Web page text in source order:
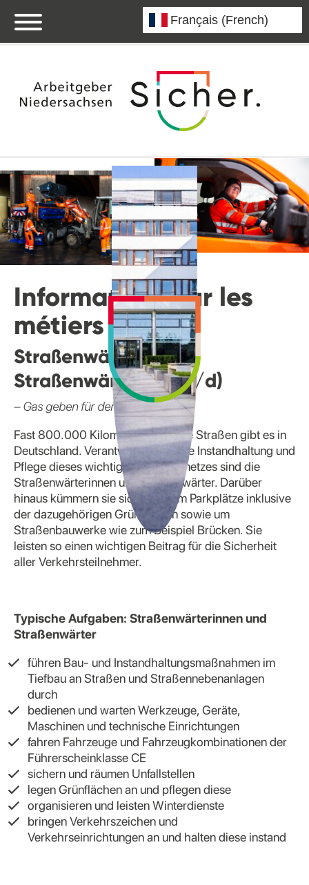
Informations sur les
métiers
Straßenwärterin/
Straßenwärter (m/w/d)
– Gas geben für den Verkehr
Fast 800.000 Kilometer befestigte Straßen gibt es in
Deutschland. Verantwortlich für die Instandhaltung und
Pflege dieses wichtigen Verkehrsnetzes sind die
Straßenwärterinnen und Straßenwärter. Darüber
hinaus kümmern sie sich auch um Parkplätze inklusive
der dazugehörigen Grünflächen sowie um
Straßenbauwerke wie zum Beispiel Brücken. Sie
leisten so einen wichtigen Beitrag für die Sicherheit
aller Verkehrsteilnehmer.
Typische Aufgaben: Straßenwärterinnen und
Straßenwärter
führen Bau- und Instandhaltungsmaßnahmen im
Tiefbau an Straßen und Straßennebenanlagen
durch
bedienen und warten Werkzeuge, Geräte,
Maschinen und technische Einrichtungen
fahren Fahrzeuge und Fahrzeugkombinationen der
Führerscheinklasse CE
sichern und räumen Unfallstellen
legen Grünflächen an und pflegen diese
organisieren und leisten Winterdienste
bringen Verkehrszeichen und
Verkehrseinrichtungen an und halten diese instand